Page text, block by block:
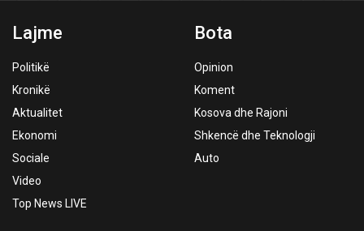
Lajme
Politikë
Kronikë
Aktualitet
Ekonomi
Sociale
Video
Top News LIVE
Bota
Opinion
Koment
Kosova dhe Rajoni
Shkencë dhe Teknologji
Auto